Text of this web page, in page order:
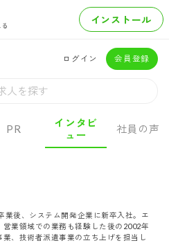
インストール
ログイン 会員登録
人を探す
PR
インタビ
ュー
社員の声
業後、システム開発企業に新卒入社。エ
業領域での業務も経験した後の2002年
、技術者派遣事業の立ち上げを担当し